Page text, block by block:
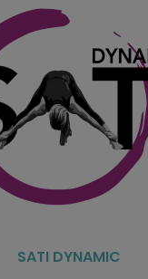
SATI DYNAMIC